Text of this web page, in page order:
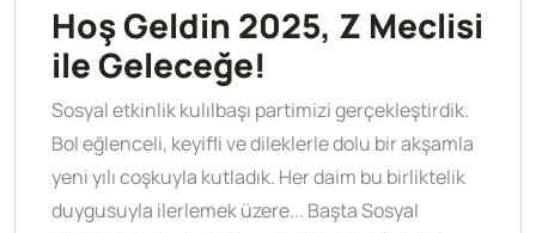
Hoş Geldin 2025, Z Meclisi
ile Geleceğe!
Sosyal etkinlik kulılbaşı partimizi gerçekleştirdik.
Bol eğlenceli, keyifli ve dileklerle dolu bir akşamla
yeni yılı coşkuyla kutladık. Her daim bu birliktelik
duygusuyla ilerlemek üzere... Başta Sosyal